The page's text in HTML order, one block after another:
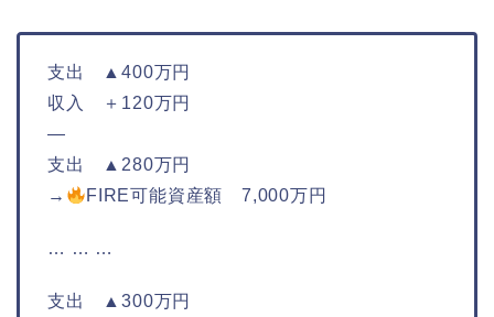
支出 ▲400万円
収入 ＋120万円
—
支出 ▲280万円
→
FIRE可能資産額 7,000万円
… … …
支出 ▲300万円